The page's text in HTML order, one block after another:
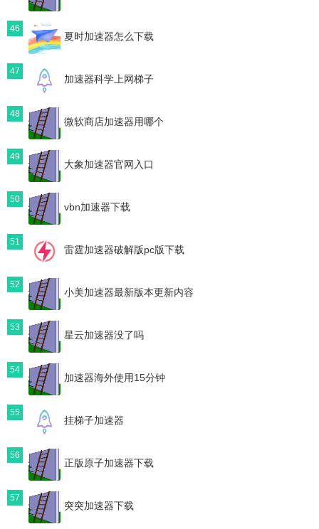
46
夏时加速器怎么下载
47
加速器科学上网梯子
48
微软商店加速器用哪个
49
大象加速器官网入口
50
vbn加速器下载
51
雷霆加速器破解版pc版下载
52
小美加速器最新版本更新内容
53
星云加速器没了吗
54
加速器海外使用15分钟
55
挂梯子加速器
56
正版原子加速器下载
57
突突加速器下载